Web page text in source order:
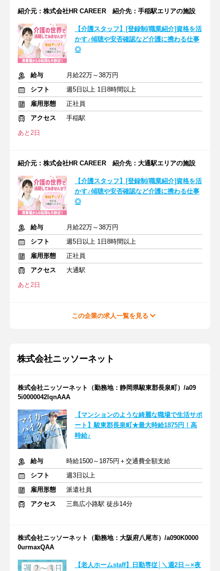
紹介元：株式会社HR CAREER 紹介先：手稲駅エリアの施設
【介護スタッフ】[登録制/職業紹介]資格を活
かす♪傾聴や安否確認など介護に携わる仕事
◎
給与
月給22万～38万円
シフト
週5日以上 1日8時間以上
雇用形態
正社員
アクセス
手稲駅
あと2日
紹介元：株式会社HR CAREER 紹介先：大通駅エリアの施設
【介護スタッフ】[登録制/職業紹介]資格を活
かす♪傾聴や安否確認など介護に携わる仕事
◎
給与
月給22万～38万円
シフト
週5日以上 1日8時間以上
雇用形態
正社員
アクセス
大通駅
あと2日
この企業の求人一覧を見る
株式会社ニッソーネット
株式会社ニッソーネット（勤務地：静岡県駿東郡長泉町）/a09
5i0000042lqnAAA
【マンションのような綺麗な職場で生活サポ
ート】駿東郡長泉町★最大時給1875円！高
時給♪
給与
時給1500～1875円＋交通費全額支給
シフト
週3日以上
雇用形態
派遣社員
アクセス
三島広小路駅 徒歩14分
株式会社ニッソーネット（勤務地：大阪府八尾市）/a090K0000
0urmaxQAA
【老人ホームstaff】日勤専従│＼週2日～×夜